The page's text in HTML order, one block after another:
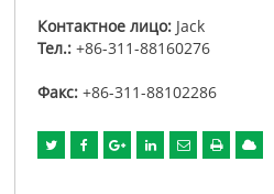
Контактное лицо: Jack
Тел.: +86-311-88160276
Факс: +86-311-88102286